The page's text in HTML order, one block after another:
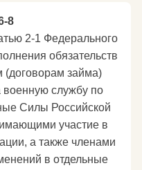
8
2-1 Федерального
обязательств
(договорам займа)
службу по
Силы Российской
участие в
а также членами
в отдельные